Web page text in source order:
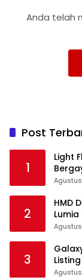
Anda telah
Post
1
Light
2
HMD
3